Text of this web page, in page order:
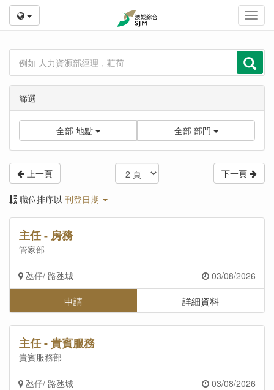
篩選
全部 地點 全部 部門
上一頁 下一頁
職位排序以 刊登日期
主任 - 房務
管家部
氹仔/ 路氹城 03/08/2026
申請 詳細資料
主任 - 貴賓服務
貴賓服務部
氹仔/ 路氹城 03/08/2026